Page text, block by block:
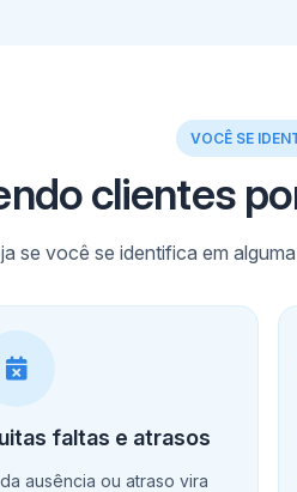
VOCÊ SE
clientes
se você se identifica em
faltas e atrasos
ausência ou atraso vira